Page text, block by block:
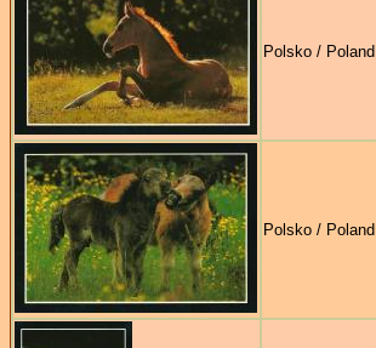
Polsko / Poland
Polsko / Poland